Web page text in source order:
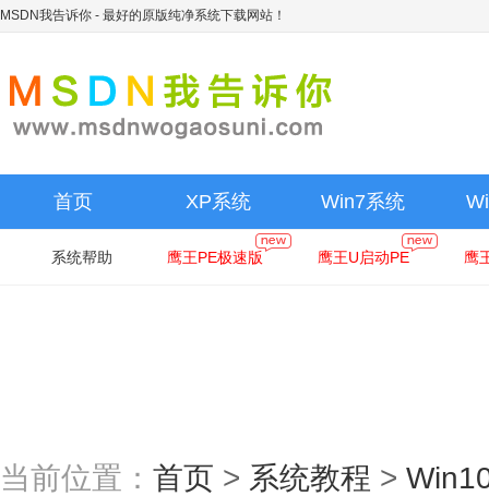
MSDN我告诉你 - 最好的原版纯净系统下载网站！
首页 XP系统 Win7系统
系统帮助 鹰王PE极速版 鹰王U启动PE 鹰
当前位置： 首页 > 系统教程 >